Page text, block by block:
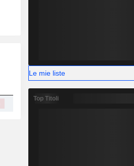
Capi. BT MT LT
91,82 Mrd
Le mie liste
Top Titoli